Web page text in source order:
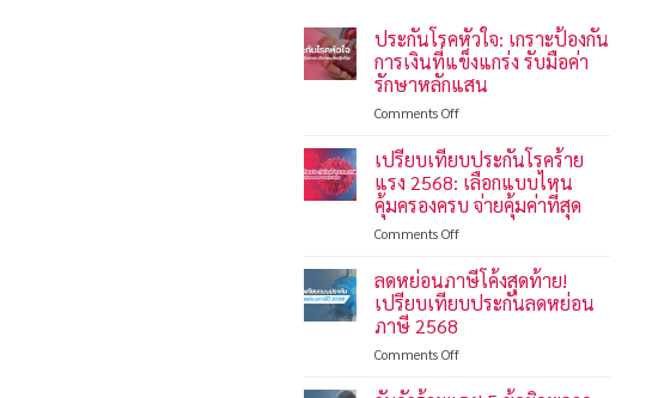
ประกันโรคหัวใจ: เกราะป้องกัน
การเงินที่แข็งแกร่ง รับมือค่า
รักษาหลักแสน
Comments Offon
โรค
หัวใจ:
เกราะ
ป้องกัน
การ
ที่
แข็งแกร่ง
รับมือ
รักษา
เปรียบเทียบประกันโรคร้าย
แรง 2568: เลือกแบบไหน
คุ้มครองครบ จ่ายคุ้มค่าที่สุด
Comments Offon
เทียบ
ประกัน
โรค
แรง
ลดหย่อนภาษีโค้งสุดท้าย!
เปรียบเทียบประกันลดหย่อน
ภาษี 2568
Comments Offon
หย่อน